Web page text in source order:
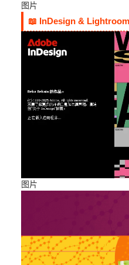
图片
📖 InDesign &
图片